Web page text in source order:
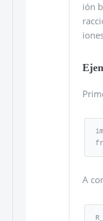
ión
A